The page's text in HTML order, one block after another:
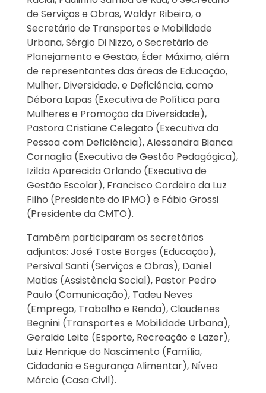
de Serviços e Obras, Waldyr Ribeiro, o
Secretário de Transportes e Mobilidade
Urbana, Sérgio Di Nizzo, o Secretário de
Planejamento e Gestão, Éder Máximo, além
de representantes das áreas de Educação,
Mulher, Diversidade, e Deficiência, como
Débora Lapas (Executiva de Política para
Mulheres e Promoção da Diversidade),
Pastora Cristiane Celegato (Executiva da
Pessoa com Deficiência), Alessandra Bianca
Cornaglia (Executiva de Gestão Pedagógica),
Izilda Aparecida Orlando (Executiva de
Gestão Escolar), Francisco Cordeiro da Luz
Filho (Presidente do IPMO) e Fábio Grossi
(Presidente da CMTO).
Também participaram os secretários
adjuntos: José Toste Borges (Educação),
Persival Santi (Serviços e Obras), Daniel
Matias (Assistência Social), Pastor Pedro
Paulo (Comunicação), Tadeu Neves
(Emprego, Trabalho e Renda), Claudenes
Begnini (Transportes e Mobilidade Urbana),
Geraldo Leite (Esporte, Recreação e Lazer),
Luiz Henrique do Nascimento (Família,
Cidadania e Segurança Alimentar), Níveo
Márcio (Casa Civil).